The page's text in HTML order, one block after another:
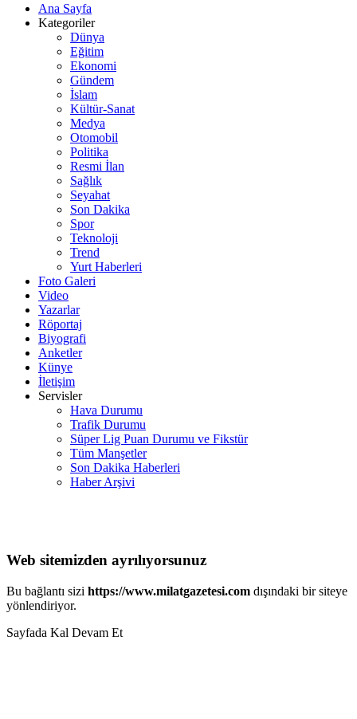
Ana Sayfa
Kategoriler
Dünya
Eğitim
Ekonomi
Gündem
İslam
Kültür-Sanat
Medya
Otomobil
Politika
Resmi İlan
Sağlık
Seyahat
Son Dakika
Spor
Teknoloji
Trend
Yurt Haberleri
Foto Galeri
Video
Yazarlar
Röportaj
Biyografi
Anketler
Künye
İletişim
Servisler
Hava Durumu
Trafik Durumu
Süper Lig Puan Durumu ve Fikstür
Tüm Manşetler
Son Dakika Haberleri
Haber Arşivi
Web sitemizden ayrılıyorsunuz
Bu bağlantı sizi https://www.milatgazetesi.com dışındaki bir siteye
yönlendiriyor.
Sayfada Kal Devam Et